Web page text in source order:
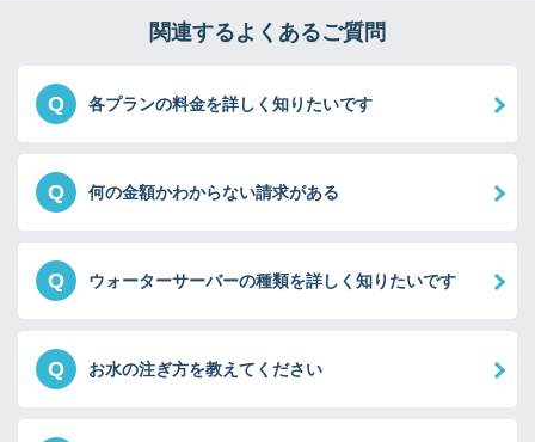
関連するよくあるご質問
Q 各プランの料金を詳しく知りたいです
Q 何の金額かわからない請求がある
Q ウォーターサーバーの種類を詳しく知りたいです
Q お水の注ぎ方を教えてください